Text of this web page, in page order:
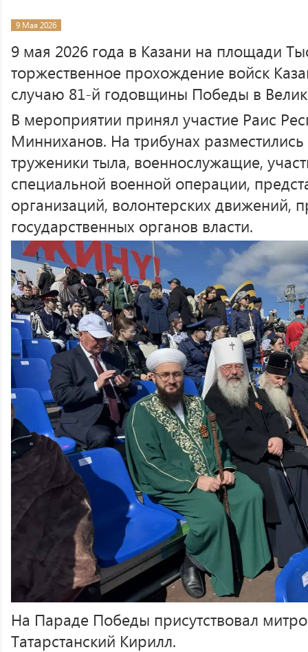
9 Мая 2026
9 мая 2026 года в Казани на площади
торжественное прохождение войск
случаю 81-й годовщины Победы в
В мероприятии принял участие Раис
Минниханов. На трибунах
труженики тыла, военнослужащие,
специальной военной операции,
организаций, волонтерских движений,
государственных органов власти.
На Параде Победы присутствовал
Татарстанский Кирилл.